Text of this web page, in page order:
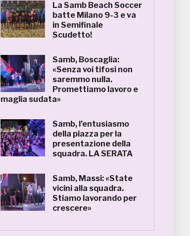
La Samb Beach Soccer
batte Milano 9-3 e va
in Semifinale
Scudetto!
Samb, Boscaglia:
«Senza voi tifosi non
saremmo nulla.
Promettiamo lavoro e
maglia sudata»
Samb, l’entusiasmo
della piazza per la
presentazione della
squadra. LA SERATA
Samb, Massi: «State
vicini alla squadra.
Stiamo lavorando per
crescere»